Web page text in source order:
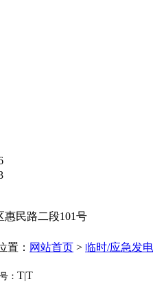
民路二段101号
置： 网站首页 > 临时/应急发
： T|T